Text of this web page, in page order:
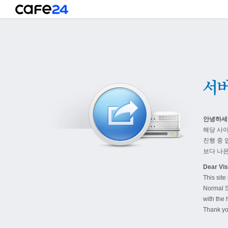
안녕하
해당 사
진행 중
보다 나
Dear
This site
Normal
with the
Thank